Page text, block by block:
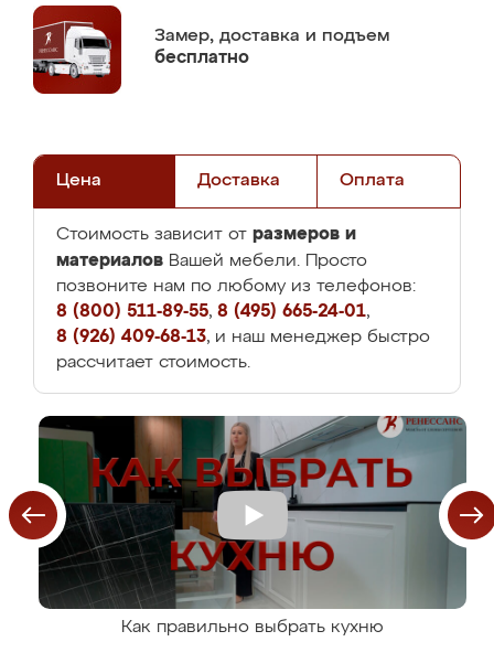
Замер, доставка и подъем
бесплатно
Цена Доставка Оплата
Стоимость зависит от размеров и
материалов Вашей мебели. Просто
позвоните нам по любому из телефонов:
8 (800) 511-89-55, 8 (495) 665-24-01,
8 (926) 409-68-13, и наш менеджер быстро
рассчитает стоимость.
Как правильно выбрать кухню